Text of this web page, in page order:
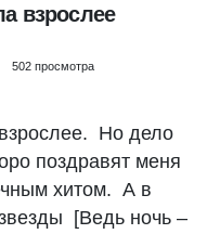
взрослее
502 просмотра
Но дело
поздравят меня
хитом. А в
[Ведь ночь –